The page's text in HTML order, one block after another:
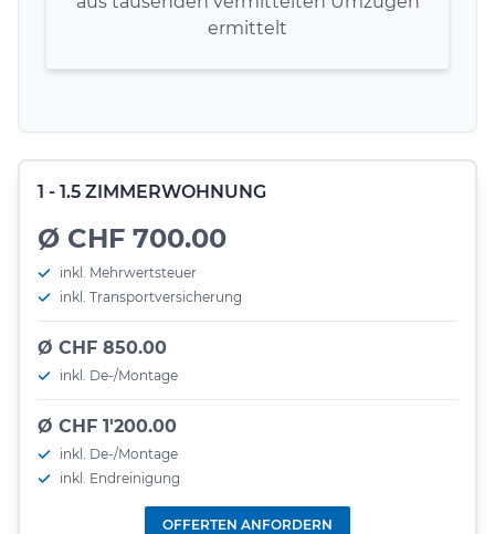
ermittelt
1 - 1.5 ZIMMERWOHNUNG
Ø CHF 700.00
inkl. Mehrwertsteuer
inkl. Transportversicherung
Ø CHF 850.00
inkl. De-/Montage
Ø CHF 1'200.00
inkl. De-/Montage
inkl. Endreinigung
OFFERTEN ANFORDERN